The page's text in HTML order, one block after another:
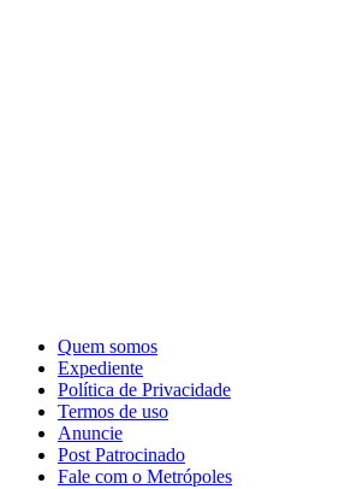
Quem somos
Expediente
Política de Privacidade
Termos de uso
Anuncie
Post Patrocinado
Fale com o Metrópoles